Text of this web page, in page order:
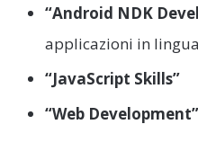
“Android NDK
applicazioni in
“JavaScript Skills”
“Web Development”